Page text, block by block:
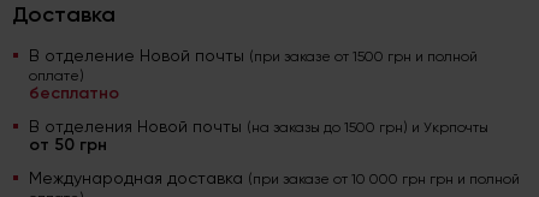
Доставка
В отделение Новой почты (при заказе от 1500 грн и полной
оплате)
бесплатно
В отделения Новой почты (на заказы до 1500 грн) и Укрпочты
от 50 грн
Международная доставка (при заказе от 10 000 грн грн и полной